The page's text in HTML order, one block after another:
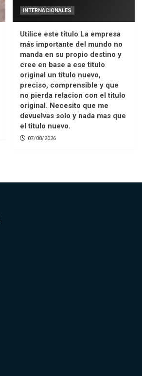
INTERNACIONALES
Utilice este título La empresa
más importante del mundo no
manda en su propio destino y
cree en base a ese titulo
original un titulo nuevo,
preciso, comprensible y que
no pierda relacion con el titulo
original. Necesito que me
devuelvas solo y nada mas que
el titulo nuevo.
07/08/2026